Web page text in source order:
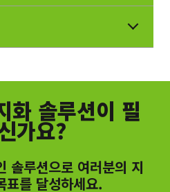
화 솔루션이 필
가요?
솔루션으로 여러분의 지
표를 달성하세요.